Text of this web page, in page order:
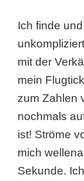
Ich finde
mit der
mein
zum Zahlen
nochmals
ist! Ströme
mich
Sekunde.